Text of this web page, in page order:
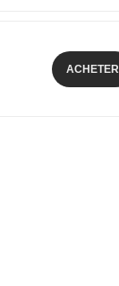
ACHETER